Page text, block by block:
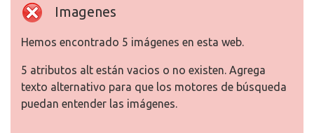
Imagenes
Hemos encontrado 5 imágenes en esta web.
5 atributos alt están vacios o no existen. Agrega
texto alternativo para que los motores de búsqueda
puedan entender las imágenes.